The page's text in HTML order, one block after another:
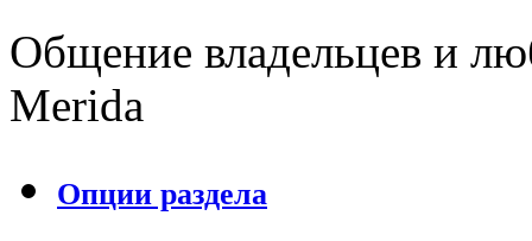
Общение владельцев и
Merida
Опции раздела